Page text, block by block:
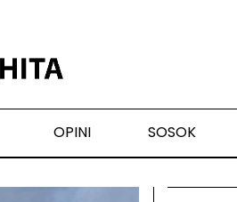
OPINI SOSOK